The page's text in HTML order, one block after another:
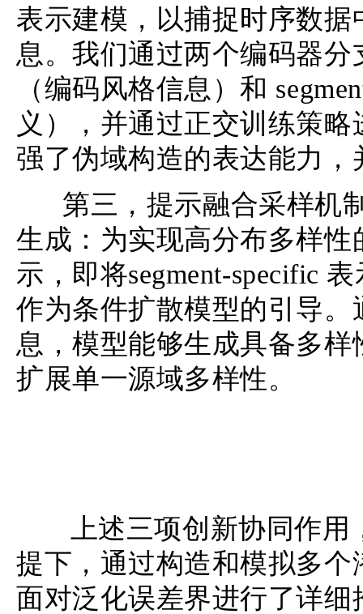
表示建模，以捕捉时序数
息。我们通过两个编码器分
（编码风格信息）和
义），并通过正交训练策
强了伪域构造的表达能力
第三，提示融合采样机制
生成：为实现高分布多样
示，即将segment-specific
作为条件扩散模型的引导
息，模型能够生成具备多
扩展单一源域多样性。
上述三项创新协同作
提下，通过构造和模拟多
面对泛化误差界进行了详